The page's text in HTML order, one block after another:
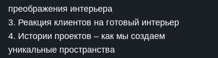
преображения интерьера
3. Реакция клиентов на готовый интерьер
4. Истории проектов – как мы создаем
уникальные пространства